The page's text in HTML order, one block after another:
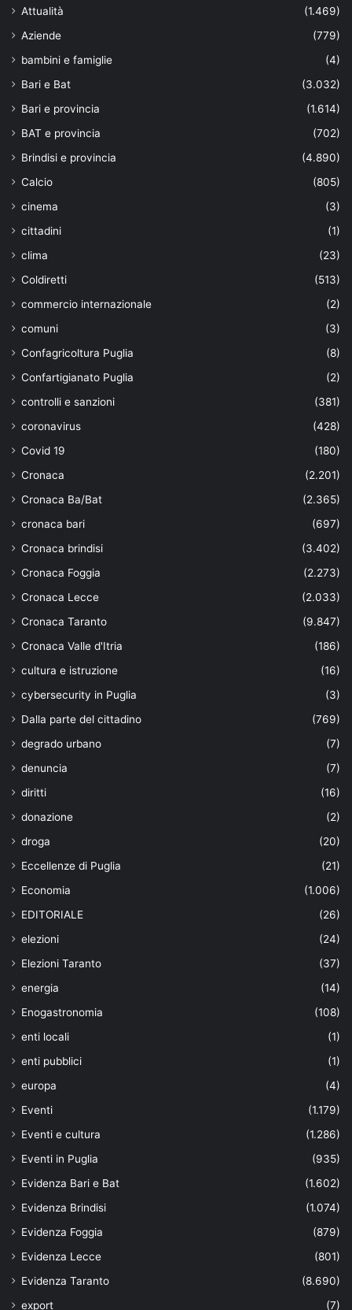
Attualità
(1.469)
Aziende
(779)
bambini e famiglie
(4)
Bari e Bat
(3.032)
Bari e provincia
(1.614)
BAT e provincia
(702)
Brindisi e provincia
(4.890)
Calcio
(805)
cinema
(3)
cittadini
(1)
clima
(23)
Coldiretti
(513)
commercio internazionale
(2)
comuni
(3)
Confagricoltura Puglia
(8)
Confartigianato Puglia
(2)
controlli e sanzioni
(381)
coronavirus
(428)
Covid 19
(180)
Cronaca
(2.201)
Cronaca Ba/Bat
(2.365)
cronaca bari
(697)
Cronaca brindisi
(3.402)
Cronaca Foggia
(2.273)
Cronaca Lecce
(2.033)
Cronaca Taranto
(9.847)
Cronaca Valle d'Itria
(186)
cultura e istruzione
(16)
cybersecurity in Puglia
(3)
Dalla parte del cittadino
(769)
degrado urbano
(7)
denuncia
(7)
diritti
(16)
donazione
(2)
droga
(20)
Eccellenze di Puglia
(21)
Economia
(1.006)
EDITORIALE
(26)
elezioni
(24)
Elezioni Taranto
(37)
energia
(14)
Enogastronomia
(108)
enti locali
(1)
enti pubblici
(1)
europa
(4)
Eventi
(1.179)
Eventi e cultura
(1.286)
Eventi in Puglia
(935)
Evidenza Bari e Bat
(1.602)
Evidenza Brindisi
(1.074)
Evidenza Foggia
(879)
Evidenza Lecce
(801)
Evidenza Taranto
(8.690)
export
(7)